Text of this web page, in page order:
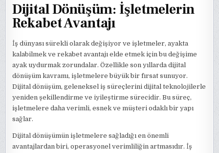
Dijital Dönüşüm: İşletmelerin
Rekabet Avantajı
İş dünyası sürekli olarak değişiyor ve işletmeler, ayakta
kalabilmek ve rekabet avantajı elde etmek için bu değişime
ayak uydurmak zorundalar. Özellikle son yıllarda dijital
dönüşüm kavramı, işletmelere büyük bir fırsat sunuyor.
Dijital dönüşüm, geleneksel iş süreçlerini dijital teknolojilerle
yeniden şekillendirme ve iyileştirme sürecidir. Bu süreç,
işletmelere daha verimli, esnek ve müşteri odaklı bir yapı
sağlar.
Dijital dönüşümün işletmelere sağladığı en önemli
avantajlardan biri, operasyonel verimliliğin artmasıdır. İş